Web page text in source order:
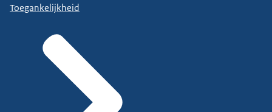
Toegankelijkheid